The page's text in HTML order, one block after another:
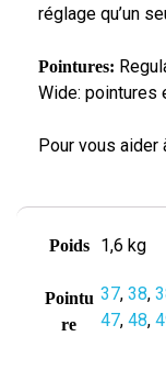
réglage qu’un
Pointures:
Wide: pointures
Pour vous
Poids 1,6 kg
Pointu
re
37, 38,
47, 48,